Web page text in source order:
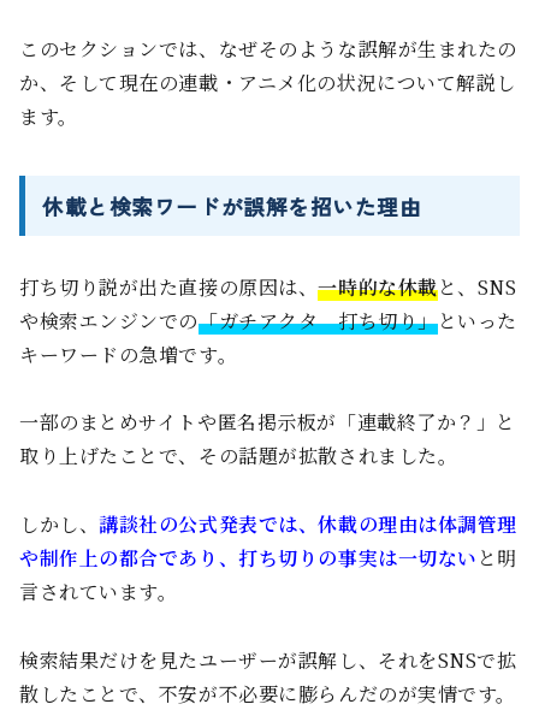
このセクションでは、なぜそのような誤解が生まれたの
か、そして現在の連載・アニメ化の状況について解説し
ます。
休載と検索ワードが誤解を招いた理由
打ち切り説が出た直接の原因は、一時的な休載と、SNS
や検索エンジンでの「ガチアクタ 打ち切り」といった
キーワードの急増です。
一部のまとめサイトや匿名掲示板が「連載終了か？」と
取り上げたことで、その話題が拡散されました。
しかし、講談社の公式発表では、休載の理由は体調管理
や制作上の都合であり、打ち切りの事実は一切ない と明
言されています。
検索結果だけを見たユーザーが誤解し、それをSNSで拡
散したことで、不安が不必要に膨らんだのが実情です。